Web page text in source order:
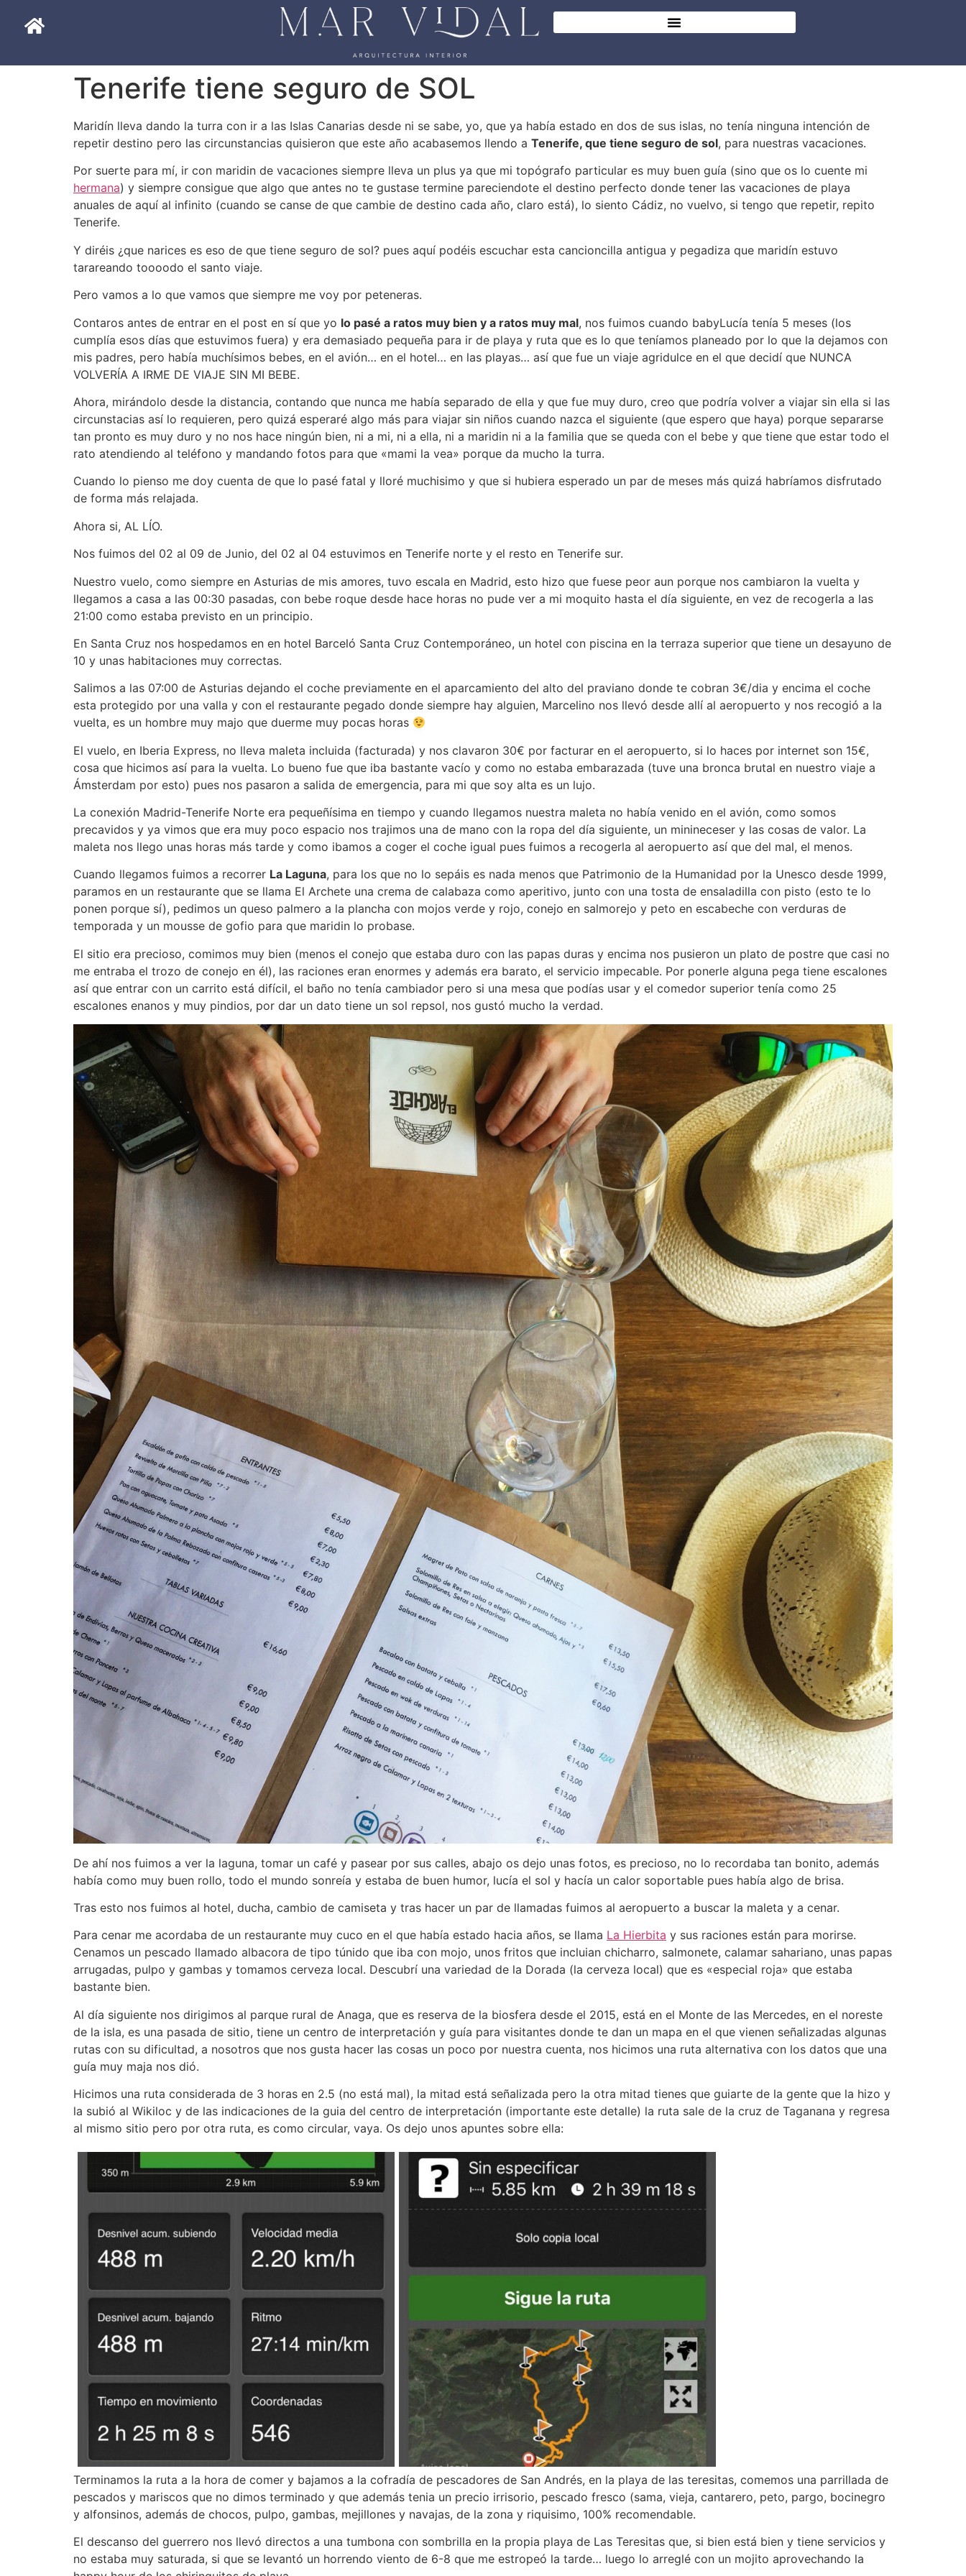
Tenerife tiene seguro de SOL
Maridín lleva dando la turra con ir a las Islas Canarias desde ni se sabe, yo, que ya había estado en dos de sus islas, no tenía ninguna intención de
repetir destino pero las circunstancias quisieron que este año acabasemos llendo a Tenerife, que tiene seguro de sol, para nuestras vacaciones.
Por suerte para mí, ir con maridin de vacaciones siempre lleva un plus ya que mi topógrafo particular es muy buen guía (sino que os lo cuente mi
hermana) y siempre consigue que algo que antes no te gustase termine pareciendote el destino perfecto donde tener las vacaciones de playa
anuales de aquí al infinito (cuando se canse de que cambie de destino cada año, claro está), lo siento Cádiz, no vuelvo, si tengo que repetir, repito
Tenerife.
Y diréis ¿que narices es eso de que tiene seguro de sol? pues aquí podéis escuchar esta cancioncilla antigua y pegadiza que maridín estuvo
tarareando toooodo el santo viaje.
Pero vamos a lo que vamos que siempre me voy por peteneras.
Contaros antes de entrar en el post en sí que yo lo pasé a ratos muy bien y a ratos muy mal, nos fuimos cuando babyLucía tenía 5 meses (los
cumplía esos días que estuvimos fuera) y era demasiado pequeña para ir de playa y ruta que es lo que teníamos planeado por lo que la dejamos con
mis padres, pero había muchísimos bebes, en el avión… en el hotel… en las playas… así que fue un viaje agridulce en el que decidí que NUNCA
VOLVERÍA A IRME DE VIAJE SIN MI BEBE.
Ahora, mirándolo desde la distancia, contando que nunca me había separado de ella y que fue muy duro, creo que podría volver a viajar sin ella si las
circunstacias así lo requieren, pero quizá esperaré algo más para viajar sin niños cuando nazca el siguiente (que espero que haya) porque separarse
tan pronto es muy duro y no nos hace ningún bien, ni a mi, ni a ella, ni a maridin ni a la familia que se queda con el bebe y que tiene que estar todo el
rato atendiendo al teléfono y mandando fotos para que «mami la vea» porque da mucho la turra.
Cuando lo pienso me doy cuenta de que lo pasé fatal y lloré muchisimo y que si hubiera esperado un par de meses más quizá habríamos disfrutado
de forma más relajada.
Ahora si, AL LÍO.
Nos fuimos del 02 al 09 de Junio, del 02 al 04 estuvimos en Tenerife norte y el resto en Tenerife sur.
Nuestro vuelo, como siempre en Asturias de mis amores, tuvo escala en Madrid, esto hizo que fuese peor aun porque nos cambiaron la vuelta y
llegamos a casa a las 00:30 pasadas, con bebe roque desde hace horas no pude ver a mi moquito hasta el día siguiente, en vez de recogerla a las
21:00 como estaba previsto en un principio.
En Santa Cruz nos hospedamos en en hotel Barceló Santa Cruz Contemporáneo, un hotel con piscina en la terraza superior que tiene un desayuno de
10 y unas habitaciones muy correctas.
Salimos a las 07:00 de Asturias dejando el coche previamente en el aparcamiento del alto del praviano donde te cobran 3€/dia y encima el coche
esta protegido por una valla y con el restaurante pegado donde siempre hay alguien, Marcelino nos llevó desde allí al aeropuerto y nos recogió a la
vuelta, es un hombre muy majo que duerme muy pocas horas
El vuelo, en Iberia Express, no lleva maleta incluida (facturada) y nos clavaron 30€ por facturar en el aeropuerto, si lo haces por internet son 15€,
cosa que hicimos así para la vuelta. Lo bueno fue que iba bastante vacío y como no estaba embarazada (tuve una bronca brutal en nuestro viaje a
Ámsterdam por esto) pues nos pasaron a salida de emergencia, para mi que soy alta es un lujo.
La conexión Madrid-Tenerife Norte era pequeñísima en tiempo y cuando llegamos nuestra maleta no había venido en el avión, como somos
precavidos y ya vimos que era muy poco espacio nos trajimos una de mano con la ropa del día siguiente, un minineceser y las cosas de valor. La
maleta nos llego unas horas más tarde y como ibamos a coger el coche igual pues fuimos a recogerla al aeropuerto así que del mal, el menos.
Cuando llegamos fuimos a recorrer La Laguna, para los que no lo sepáis es nada menos que Patrimonio de la Humanidad por la Unesco desde 1999,
paramos en un restaurante que se llama El Archete una crema de calabaza como aperitivo, junto con una tosta de ensaladilla con pisto (esto te lo
ponen porque sí), pedimos un queso palmero a la plancha con mojos verde y rojo, conejo en salmorejo y peto en escabeche con verduras de
temporada y un mousse de gofio para que maridin lo probase.
El sitio era precioso, comimos muy bien (menos el conejo que estaba duro con las papas duras y encima nos pusieron un plato de postre que casi no
me entraba el trozo de conejo en él), las raciones eran enormes y además era barato, el servicio impecable. Por ponerle alguna pega tiene escalones
así que entrar con un carrito está difícil, el baño no tenía cambiador pero si una mesa que podías usar y el comedor superior tenía como 25
escalones enanos y muy pindios, por dar un dato tiene un sol repsol, nos gustó mucho la verdad.
De ahí nos fuimos a ver la laguna, tomar un café y pasear por sus calles, abajo os dejo unas fotos, es precioso, no lo recordaba tan bonito, además
había como muy buen rollo, todo el mundo sonreía y estaba de buen humor, lucía el sol y hacía un calor soportable pues había algo de brisa.
Tras esto nos fuimos al hotel, ducha, cambio de camiseta y tras hacer un par de llamadas fuimos al aeropuerto a buscar la maleta y a cenar.
Para cenar me acordaba de un restaurante muy cuco en el que había estado hacia años, se llama La Hierbita y sus raciones están para morirse.
Cenamos un pescado llamado albacora de tipo túnido que iba con mojo, unos fritos que incluian chicharro, salmonete, calamar sahariano, unas papas
arrugadas, pulpo y gambas y tomamos cerveza local. Descubrí una variedad de la Dorada (la cerveza local) que es «especial roja» que estaba
bastante bien.
Al día siguiente nos dirigimos al parque rural de Anaga, que es reserva de la biosfera desde el 2015, está en el Monte de las Mercedes, en el noreste
de la isla, es una pasada de sitio, tiene un centro de interpretación y guía para visitantes donde te dan un mapa en el que vienen señalizadas algunas
rutas con su dificultad, a nosotros que nos gusta hacer las cosas un poco por nuestra cuenta, nos hicimos una ruta alternativa con los datos que una
guía muy maja nos dió.
Hicimos una ruta considerada de 3 horas en 2.5 (no está mal), la mitad está señalizada pero la otra mitad tienes que guiarte de la gente que la hizo y
la subió al Wikiloc y de las indicaciones de la guia del centro de interpretación (importante este detalle) la ruta sale de la cruz de Taganana y regresa
al mismo sitio pero por otra ruta, es como circular, vaya. Os dejo unos apuntes sobre ella:
Terminamos la ruta a la hora de comer y bajamos a la cofradía de pescadores de San Andrés, en la playa de las teresitas, comemos una parrillada de
pescados y mariscos que no dimos terminado y que además tenia un precio irrisorio, pescado fresco (sama, vieja, cantarero, peto, pargo, bocinegro
y alfonsinos, además de chocos, pulpo, gambas, mejillones y navajas, de la zona y riquisimo, 100% recomendable.
El descanso del guerrero nos llevó directos a una tumbona con sombrilla en la propia playa de Las Teresitas que, si bien está bien y tiene servicios y
no estaba muy saturada, si que se levantó un horrendo viento de 6-8 que me estropeó la tarde… luego lo arreglé con un mojito aprovechando la